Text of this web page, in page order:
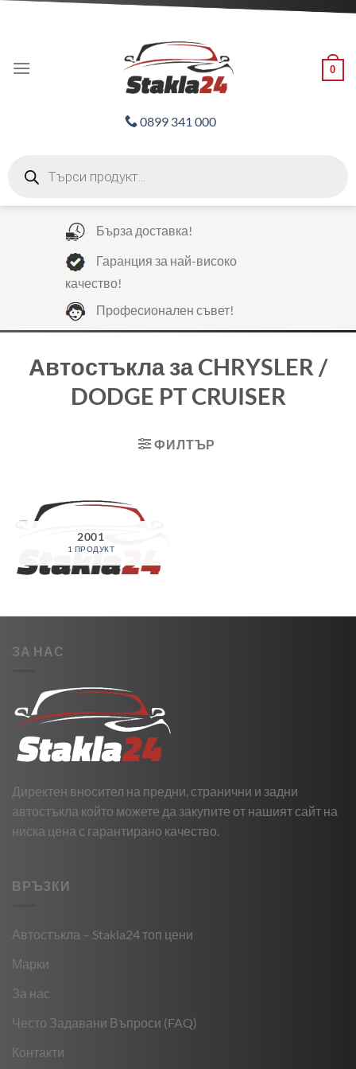
0
0899 341 000
search
Бърза доставка!
Гаранция за най-високо
качество!
Професионален съвет!
Автостъкла за CHRYSLER /
DODGE PT CRUISER
ФИЛТЪР
2001
1 ПРОДУКТ
ЗА НАС
Директен вносител на предни, странични и задни
автостъкла който можете да закупите от нашият сайт на
ниска цена с гарантирано качество.
ВРЪЗКИ
Автостъкла – Stakla24 топ цени
Марки
За нас
Често Задавани Въпроси (FAQ)
Контакти